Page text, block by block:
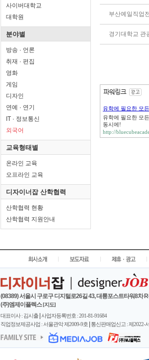
사이버대학교
대학원
분야별
방송 · 언론
취재 · 편집
영화
게임
디자인
연예 · 연기
IT · 정보통신
외국어
교육형태별
온라인 교육
오프라인 교육
디자이너잡 산학협력
산학협력 현황
산학협력 지원안내
부산예일직업
경기대학교 관
유학에 필요한 모
유학에 필요한 모
동시에!
http://
| | |
(08389) 서울시 구로구 디지털로26길 43, 대륭포스트타워8차
(주)엠제이플렉스[지도]
대표이사 : 김시출 사업자등록번호 : 201-81-91684
직업정보제공사업 : 서울관악 제2009-9호 통신판매업신고 : 제2022-